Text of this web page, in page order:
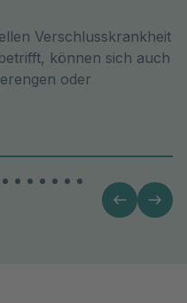
Verschlusskrankheit
können sich auch
oder